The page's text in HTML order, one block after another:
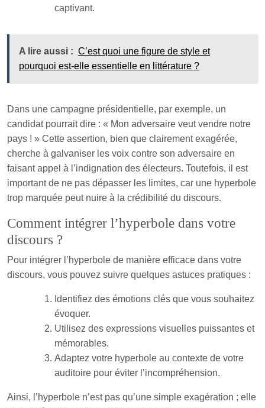
captivant.
A lire aussi : C’est quoi une figure de style et
pourquoi est-elle essentielle en littérature ?
Dans une campagne présidentielle, par exemple, un
candidat pourrait dire : « Mon adversaire veut vendre notre
pays ! » Cette assertion, bien que clairement exagérée,
cherche à galvaniser les voix contre son adversaire en
faisant appel à l’indignation des électeurs. Toutefois, il est
important de ne pas dépasser les limites, car une hyperbole
trop marquée peut nuire à la crédibilité du discours.
Comment intégrer l’hyperbole dans votre
discours ?
Pour intégrer l’hyperbole de manière efficace dans votre
discours, vous pouvez suivre quelques astuces pratiques :
Identifiez des émotions clés que vous souhaitez
évoquer.
Utilisez des expressions visuelles puissantes et
mémorables.
Adaptez votre hyperbole au contexte de votre
auditoire pour éviter l’incompréhension.
Ainsi, l’hyperbole n’est pas qu’une simple exagération ; elle